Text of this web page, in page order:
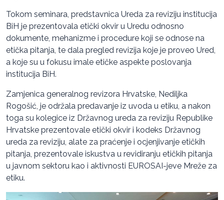
Tokom seminara, predstavnica Ureda za reviziju institucija
BiH je prezentovala etički okvir u Uredu odnosno
dokumente, mehanizme i procedure koji se odnose na
etička pitanja, te dala pregled revizija koje je proveo Ured,
a koje su u fokusu imale etičke aspekte poslovanja
institucija BiH.
Zamjenica generalnog revizora Hrvatske, Nediljka
Rogošić, je održala predavanje iz uvoda u etiku, a nakon
toga su kolegice iz Državnog ureda za reviziju Republike
Hrvatske prezentovale etički okvir i kodeks Državnog
ureda za reviziju, alate za praćenje i ocjenjivanje etičkih
pitanja, prezentovale iskustva u revidiranju etičkih pitanja
u javnom sektoru kao i aktivnosti EUROSAI-jeve Mreže za
etiku.